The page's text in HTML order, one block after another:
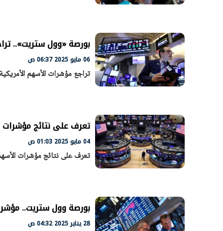
بورصة «وول ستريت»..
06 مايو 2025 06:37 ص
تراجع مؤشرات الأسهم
تعرف على نتائج مؤشرات
04 مايو 2025 01:03 ص
تعرف على نتائج مؤشرات
بورصة وول ستريت.. مؤشر
28 يناير 2025 04:32 ص